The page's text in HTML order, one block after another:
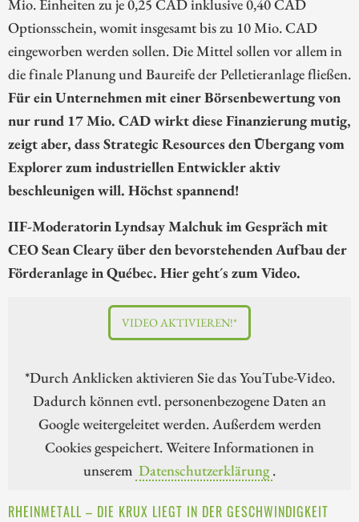
Mio. Einheiten zu je 0,25 CAD inklusive 0,40 CAD
Optionsschein, womit insgesamt bis zu 10 Mio. CAD
eingeworben werden sollen. Die Mittel sollen vor allem in
die finale Planung und Baureife der Pelletieranlage fließen.
Für ein Unternehmen mit einer Börsenbewertung von
nur rund 17 Mio. CAD wirkt diese Finanzierung mutig,
zeigt aber, dass Strategic Resources den Übergang vom
Explorer zum industriellen Entwickler aktiv
beschleunigen will. Höchst spannend!
IIF-Moderatorin Lyndsay Malchuk im Gespräch mit
CEO Sean Cleary über den bevorstehenden Aufbau der
Förderanlage in Québec. Hier geht´s zum Video.
VIDEO AKTIVIEREN!*
*Durch Anklicken aktivieren Sie das YouTube-Video.
Dadurch können evtl. personenbezogene Daten an
Google weitergeleitet werden. Außerdem werden
Cookies gespeichert. Weitere Informationen in
unserem Datenschutzerklärung .
RHEINMETALL – DIE KRUX LIEGT IN DER GESCHWINDIGKEIT